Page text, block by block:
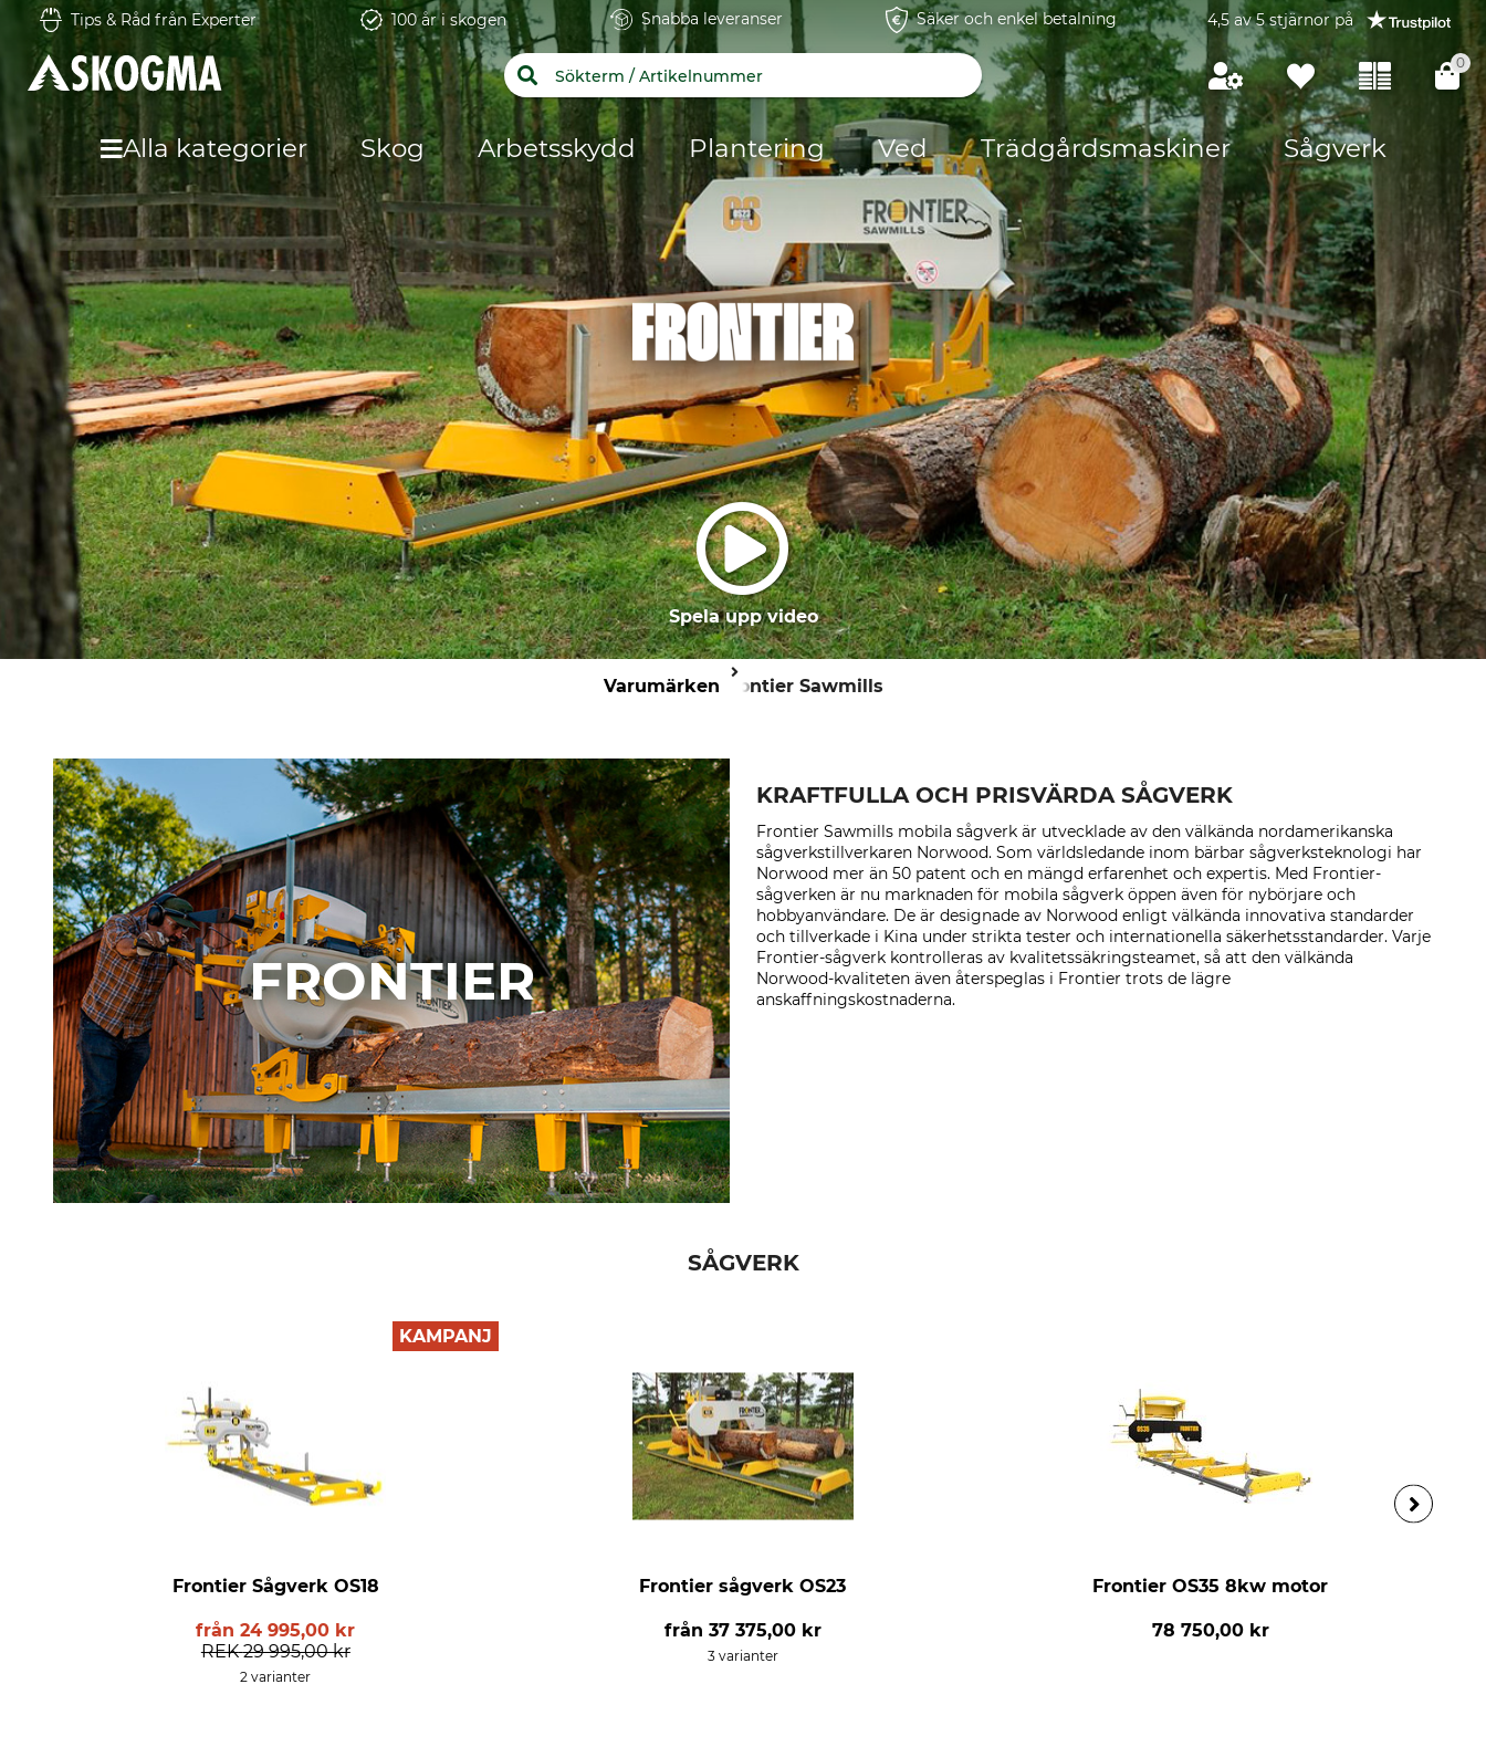
Tips & Råd från Experter 100 år i skogen Snabba leveranser Säker och enkel betalning 4,5 av 5 stjärnor på
0
Alla kategorier Skog Arbetsskydd Plantering Ved Trädgårdsmaskiner Sågverk
Spela upp video
Varumärken Frontier Sawmills
FRONTIER
KRAFTFULLA OCH PRISVÄRDA SÅGVERK
Frontier Sawmills mobila sågverk är utvecklade av den välkända nordamerikanska
sågverkstillverkaren Norwood. Som världsledande inom bärbar sågverksteknologi har
Norwood mer än 50 patent och en mängd erfarenhet och expertis. Med Frontier-
sågverken är nu marknaden för mobila sågverk öppen även för nybörjare och
hobbyanvändare. De är designade av Norwood enligt välkända innovativa standarder
och tillverkade i Kina under strikta tester och internationella säkerhetsstandarder. Varje
Frontier-sågverk kontrolleras av kvalitetssäkringsteamet, så att den välkända
Norwood-kvaliteten även återspeglas i Frontier trots de lägre
anskaffningskostnaderna.
SÅGVERK
KAMPANJ
Frontier Sågverk OS18
från24 995,00 kr
REK 29 995,00 kr
2 varianter
Frontier sågverk OS23
från 37 375,00 kr
3 varianter
Frontier OS35 8kw motor
78 750,00 kr